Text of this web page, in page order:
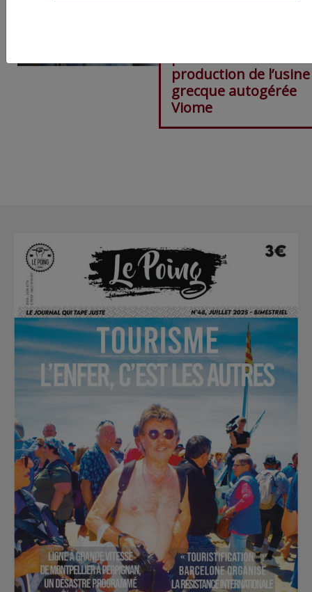
production de l’usine
grecque autogérée
Viome